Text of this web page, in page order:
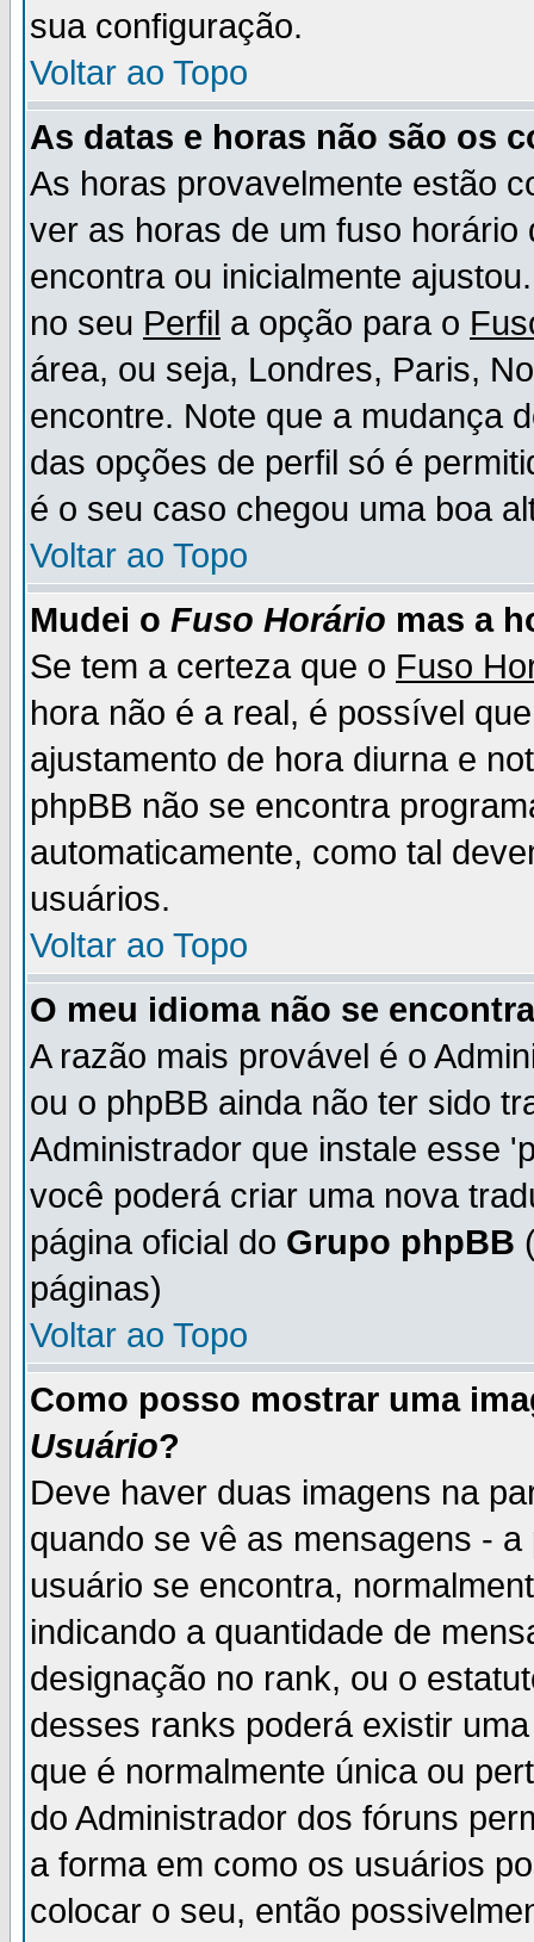
sua configuração.
Voltar ao Topo
As datas e horas não são os
As horas provavelmente estão
ver as horas de um fuso
encontra ou inicialmente
no seu Perfil a opção para o
área, ou seja, Londres, Paris,
encontre. Note que a mudança
das opções de perfil só é
é o seu caso chegou uma boa
Voltar ao Topo
Mudei o Fuso Horário mas a
Se tem a certeza que o Fuso
hora não é a real, é possível
ajustamento de hora diurna e
phpBB não se encontra
automaticamente, como tal
usuários.
Voltar ao Topo
O meu idioma não se
A razão mais provável é o
ou o phpBB ainda não ter sido
Administrador que instale esse
você poderá criar uma nova
página oficial do Grupo phpBB
páginas)
Voltar ao Topo
Como posso mostrar uma
Usuário?
Deve haver duas imagens na
quando se vê as mensagens -
usuário se encontra,
indicando a quantidade de
designação no rank, ou o
desses ranks poderá existir
que é normalmente única ou
do Administrador dos fóruns
a forma em como os usuários
colocar o seu, então